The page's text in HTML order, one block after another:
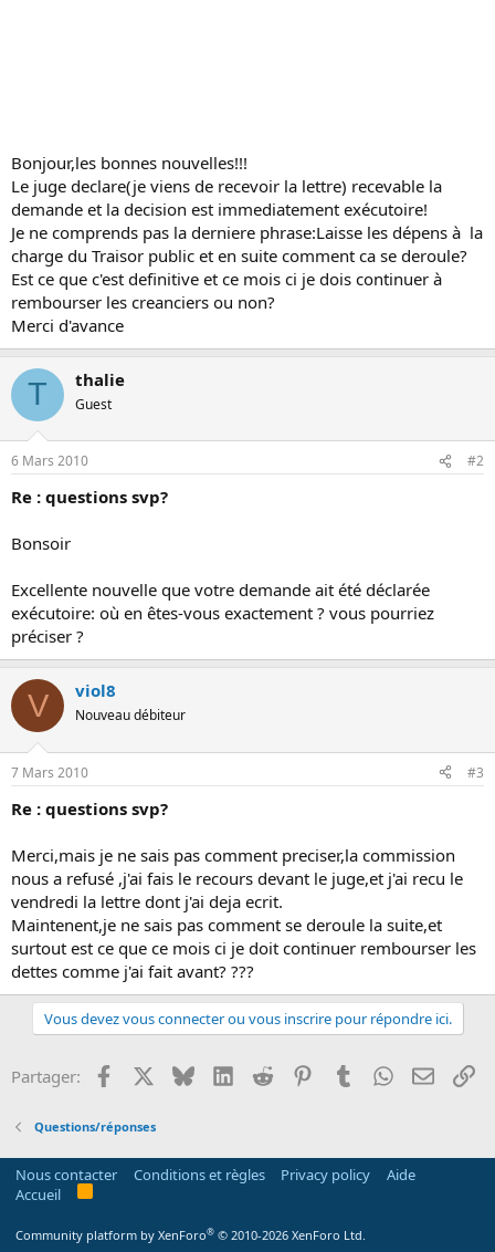
Bonjour,les bonnes nouvelles!!!
Le juge declare(je viens de recevoir la lettre) recevable la
demande et la decision est immediatement exécutoire!
Je ne comprends pas la derniere phrase:Laisse les dépens à la
charge du Traisor public et en suite comment ca se deroule?
Est ce que c'est definitive et ce mois ci je dois continuer à
rembourser les creanciers ou non?
Merci d'avance
T thalie
Guest
6 Mars 2010 #2
Re : questions svp?
Bonsoir
Excellente nouvelle que votre demande ait été déclarée
exécutoire: où en êtes-vous exactement ? vous pourriez
préciser ?
V viol8
Nouveau débiteur
7 Mars 2010 #3
Re : questions svp?
Merci,mais je ne sais pas comment preciser,la commission
nous a refusé ,j'ai fais le recours devant le juge,et j'ai recu le
vendredi la lettre dont j'ai deja ecrit.
Maintenent,je ne sais pas comment se deroule la suite,et
surtout est ce que ce mois ci je doit continuer rembourser les
dettes comme j'ai fait avant? ???
Vous devez vous connecter ou vous inscrire pour répondre ici.
Partager: Facebook BlueskyLinkedInReddit PinterestTumblrWhatsApp
Email
Questions/réponses
Nous contacter Conditions et règles Privacy policy
Aide
Accueil
Community platform by XenForo® © 2010-2026 XenForo Ltd.